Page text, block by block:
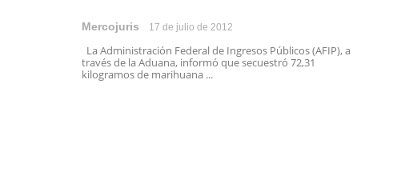
Mercojuris 17 de julio de 2012
La Administración Federal de Ingresos Públicos (AFIP), a
través de la Aduana, informó que secuestró 72,31
kilogramos de marihuana ...